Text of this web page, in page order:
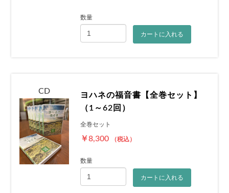
数量
カートに入れる
CD
ヨハネの福音書【全巻セット】
（1～62回）
全巻セット
￥8,300 （税込）
数量
カートに入れる